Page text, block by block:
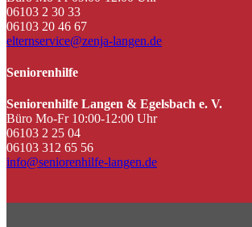
06103 2 30 33
06103 20 46 67
elternservice@zenja-langen.de
Seniorenhilfe
Seniorenhilfe Langen & Egelsbach e. V.
Büro Mo-Fr 10:00-12:00 Uhr
06103 2 25 04
06103 312 65 56
info@seniorenhilfe-langen.de